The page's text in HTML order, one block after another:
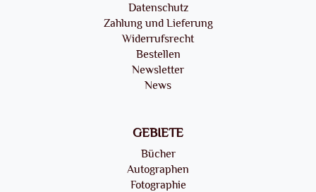
Datenschutz
Zahlung und Lieferung
Widerrufsrecht
Bestellen
Newsletter
News
GEBIETE
Bücher
Autographen
Fotographie